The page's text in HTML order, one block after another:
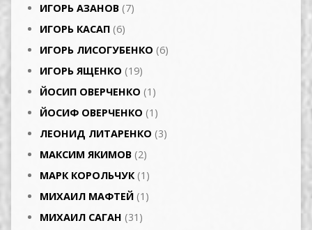
ИГОРЬ АЗАНОВ (7)
ИГОРЬ КАСАП (6)
ИГОРЬ ЛИСОГУБЕНКО (6)
ИГОРЬ ЯЩЕНКО (19)
ЙОСИП ОВЕРЧЕНКО (1)
ЙОСИФ ОВЕРЧЕНКО (1)
ЛЕОНИД ЛИТАРЕНКО (3)
МАКСИМ ЯКИМОВ (2)
МАРК КОРОЛЬЧУК(1)
МИХАИЛ МАФТЕЙ (1)
МИХАИЛ САГАН (31)